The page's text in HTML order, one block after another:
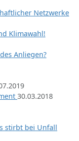
Netzwerke
Klimawahl!
Anliegen?
30.03.2018
stirbt bei Unfall